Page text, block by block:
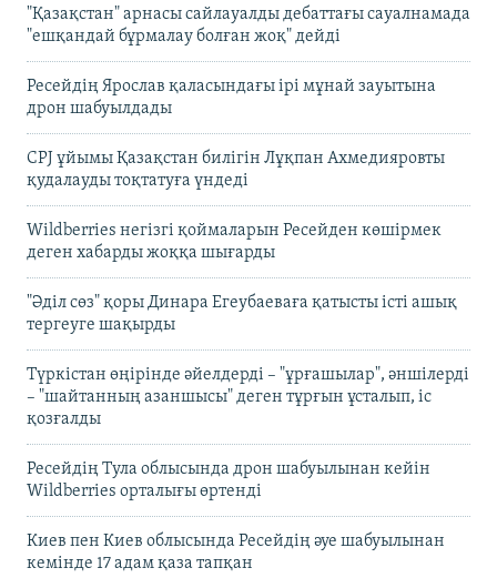
"Қазақстан" арнасы сайлауалды дебаттағы сауалнамада
"ешқандай бұрмалау болған жоқ" дейді
Ресейдің Ярослав қаласындағы ірі мұнай зауытына
дрон шабуылдады
CPJ ұйымы Қазақстан билігін Лұқпан Ахмедияровты
қудалауды тоқтатуға үндеді
Wildberries негізгі қоймаларын Ресейден көшірмек
деген хабарды жоққа шығарды
"Әділ сөз" қоры Динара Егеубаеваға қатысты істі ашық
тергеуге шақырды
Түркістан өңірінде әйелдерді – "ұрғашылар", әншілерді
– "шайтанның азаншысы" деген тұрғын ұсталып, іс
қозғалды
Ресейдің Тула облысында дрон шабуылынан кейін
Wildberries орталығы өртенді
Киев пен Киев облысында Ресейдің әуе шабуылынан
кемінде 17 адам қаза тапқан